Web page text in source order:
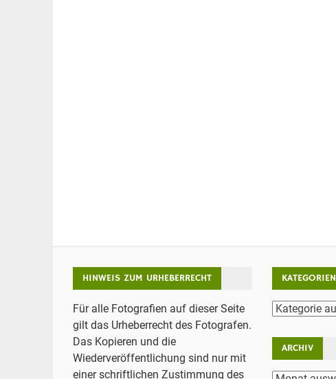
HINWEIS ZUM URHEBERRECHT
Für alle Fotografien auf dieser Seite
gilt das Urheberrecht des Fotografen.
Das Kopieren und die
Wiederveröffentlichung sind nur mit
einer schriftlichen Zustimmung des
KATEGORIEN
Kategorien
ARCHIV